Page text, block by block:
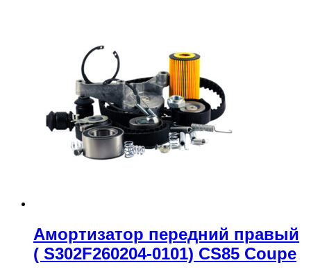
Амортизатор передний правый
( S302F260204-0101) CS85 Coupe